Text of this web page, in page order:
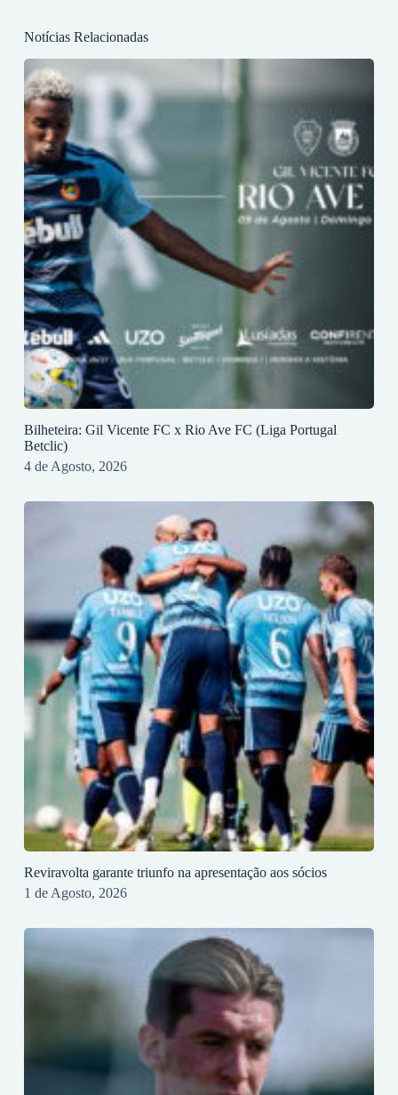
Notícias Relacionadas
Bilheteira: Gil Vicente FC x Rio Ave FC (Liga Portugal
Betclic)
4 de Agosto, 2026
Reviravolta garante triunfo na apresentação aos sócios
1 de Agosto, 2026